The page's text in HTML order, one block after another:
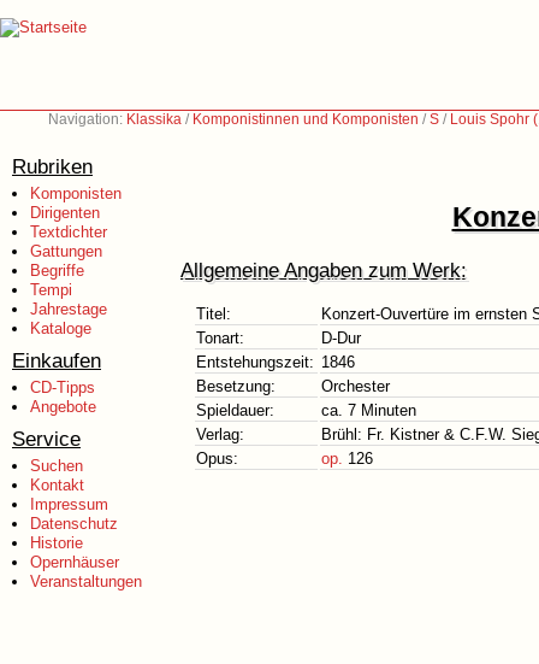
Navigation: Klassika / Komponistinnen und Komponisten /S / Louis Spohr
Rubriken
Komponisten
Dirigenten
Textdichter
Gattungen
Begriffe
Tempi
Jahrestage
Kataloge
Einkaufen
CD-Tipps
Angebote
Service
Suchen
Kontakt
Impressum
Datenschutz
Historie
Opernhäuser
Veranstaltungen
Allgemeine Angaben zum Werk:
Titel:
Konzert-Ouvertüre im ernsten
Tonart:
D-Dur
Entstehungszeit: 1846
Besetzung:
Orchester
Spieldauer:
ca. 7 Minuten
Verlag:
Brühl: Fr. Kistner & C.F.W.
Opus:
op. 126